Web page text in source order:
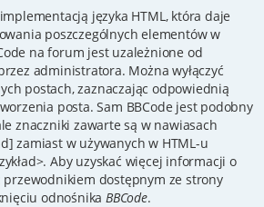
języka HTML, która daje
poszczególnych elementów w
na forum jest uzależnione od
administratora. Można wyłączyć
postach, zaznaczając odpowiednią
posta. Sam BBCode jest podobny
znaczniki zawarte są w nawiasach
zamiast w używanych w HTML-u
Aby uzyskać więcej informacji o
przewodnikiem dostępnym ze strony
odnośnika BBCode.